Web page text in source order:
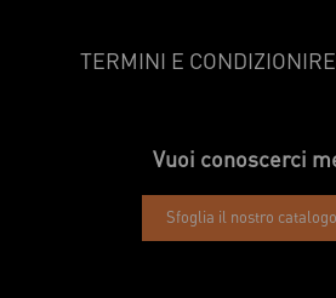
TERMINI E CONDIZIONI
Vuoi conoscerci
Sfoglia il nostro catalogo